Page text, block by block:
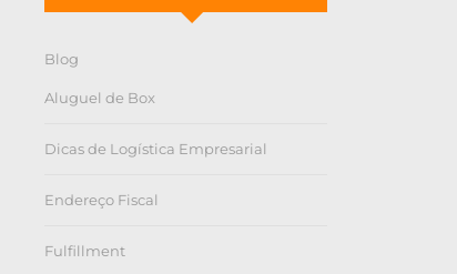
Blog
Aluguel de Box
Dicas de Logística Empresarial
Endereço Fiscal
Fulfillment